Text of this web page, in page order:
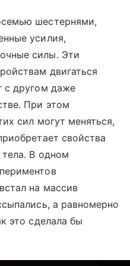
шестернями,
усилия,
силы. Эти
двигаться
с другом даже
При этом
сил могут меняться,
свойства
В одном
на массив
а равномерно
это сделала бы